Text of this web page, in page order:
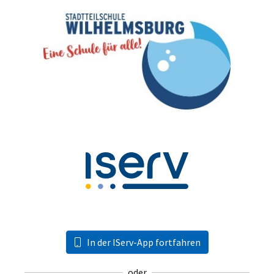
In der IServ-App fortfahren